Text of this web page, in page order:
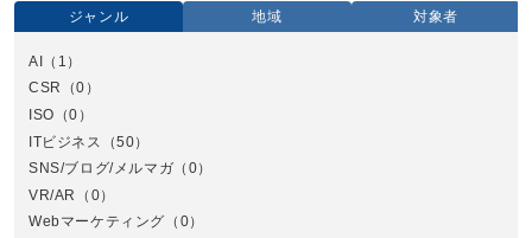
ジャンル 地域 対象者
AI （1）
CSR
（0）
ISO （0）
ITビジネス
（50）
SNS/ブログ/メルマガ （0）
VR/AR
（0）
Webマーケティング （0）